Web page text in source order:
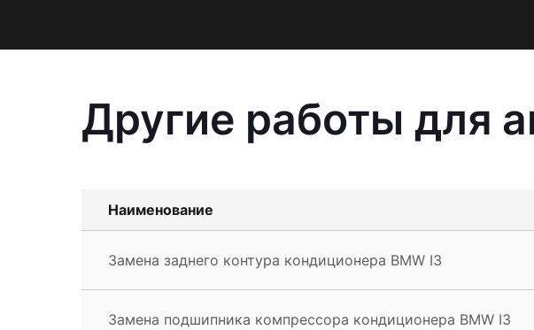
Другие работы для
Наименование
Замена заднего контура кондиционера BMW I3
Замена подшипника компрессора кондиционера BMW I3